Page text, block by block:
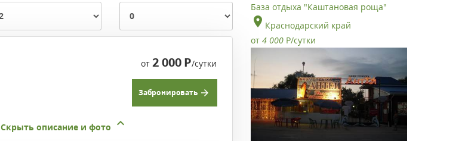
от2 000Р/сутки
Забронировать
Скрыть описание и фото
База отдыха "Каштановая роща"
Краснодарский край
от 4 000 Р/сутки